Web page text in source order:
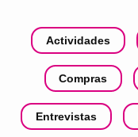
Actividades
Compras
Entrevistas